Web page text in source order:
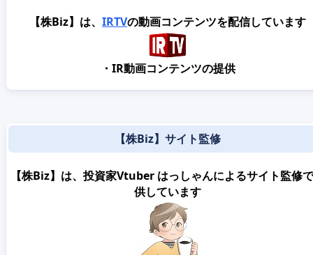
【株Biz】は、 IRTVの動画コンテンツを配信しています
・IR動画コンテンツの提供
【株Biz】サイト監修
【株Biz】は、投資家Vtuber はっしゃんによるサイト監修
供しています